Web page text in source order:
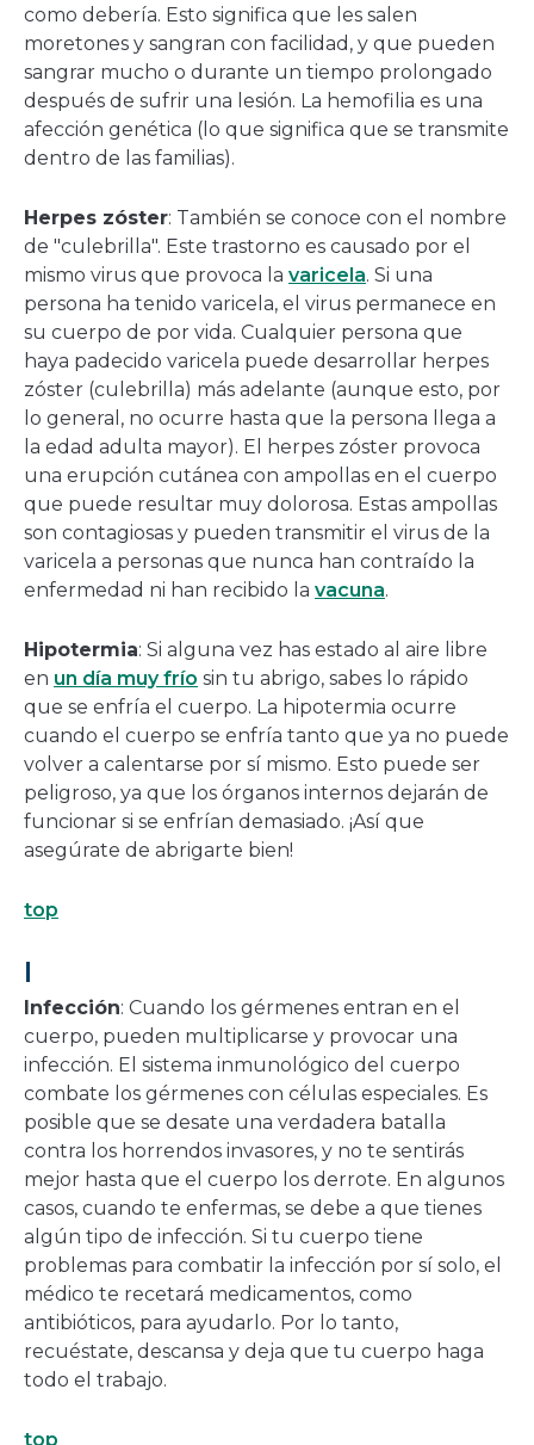
como debería. Esto significa que les salen
moretones y sangran con facilidad, y que pueden
sangrar mucho o durante un tiempo prolongado
después de sufrir una lesión. La hemofilia es una
afección genética (lo que significa que se transmite
dentro de las familias).
Herpes zóster: También se conoce con el nombre
de "culebrilla". Este trastorno es causado por el
mismo virus que provoca la varicela. Si una
persona ha tenido varicela, el virus permanece en
su cuerpo de por vida. Cualquier persona que
haya padecido varicela puede desarrollar herpes
zóster (culebrilla) más adelante (aunque esto, por
lo general, no ocurre hasta que la persona llega a
la edad adulta mayor). El herpes zóster provoca
una erupción cutánea con ampollas en el cuerpo
que puede resultar muy dolorosa. Estas ampollas
son contagiosas y pueden transmitir el virus de la
varicela a personas que nunca han contraído la
enfermedad ni han recibido la vacuna.
Hipotermia: Si alguna vez has estado al aire libre
en un día muy frío sin tu abrigo, sabes lo rápido
que se enfría el cuerpo. La hipotermia ocurre
cuando el cuerpo se enfría tanto que ya no puede
volver a calentarse por sí mismo. Esto puede ser
peligroso, ya que los órganos internos dejarán de
funcionar si se enfrían demasiado. ¡Así que
asegúrate de abrigarte bien!
top
I
Infección: Cuando los gérmenes entran en el
cuerpo, pueden multiplicarse y provocar una
infección. El sistema inmunológico del cuerpo
combate los gérmenes con células especiales. Es
posible que se desate una verdadera batalla
contra los horrendos invasores, y no te sentirás
mejor hasta que el cuerpo los derrote. En algunos
casos, cuando te enfermas, se debe a que tienes
algún tipo de infección. Si tu cuerpo tiene
problemas para combatir la infección por sí solo, el
médico te recetará medicamentos, como
antibióticos, para ayudarlo. Por lo tanto,
recuéstate, descansa y deja que tu cuerpo haga
todo el trabajo.
top